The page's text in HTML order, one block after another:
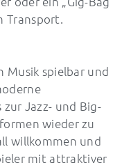
Transport.
Musik spielbar und
zur Jazz- und Big-
wieder zu
willkommen und
mit attraktiver